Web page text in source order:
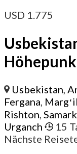
USD 1.775
Usbekistan,
Fergana,
Rishton,
Urganch
15
Nächste